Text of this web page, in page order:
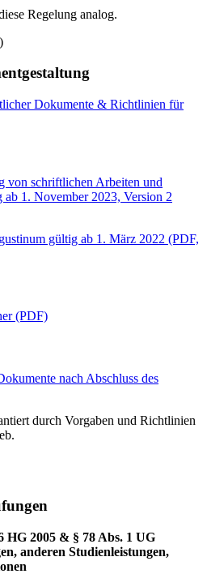
Regelung analog.
Dokumente & Richtlinien für
von schriftlichen Arbeiten und
1. November 2023, Version 2
gültig ab 1. März 2022 (PDF,
(PDF)
nach Abschluss des
durch Vorgaben und Richtlinien
HG 2005 & § 78 Abs. 1 UG
anderen Studienleistungen,